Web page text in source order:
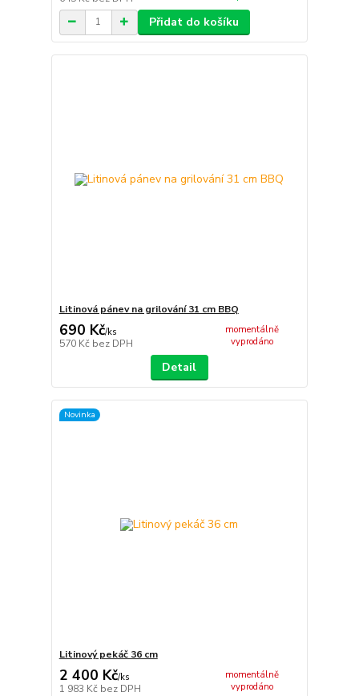
Přidat do košíku
Litinová pánev na grilování 31 cm BBQ
690 Kč/ks
570 Kč bez DPH
momentálně
vyprodáno
Detail
Novinka
Litinový pekáč 36 cm
2 400 Kč/ks
1 983 Kč bez DPH
momentálně
vyprodáno